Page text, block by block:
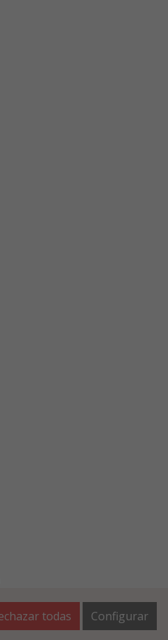
todas Configurar